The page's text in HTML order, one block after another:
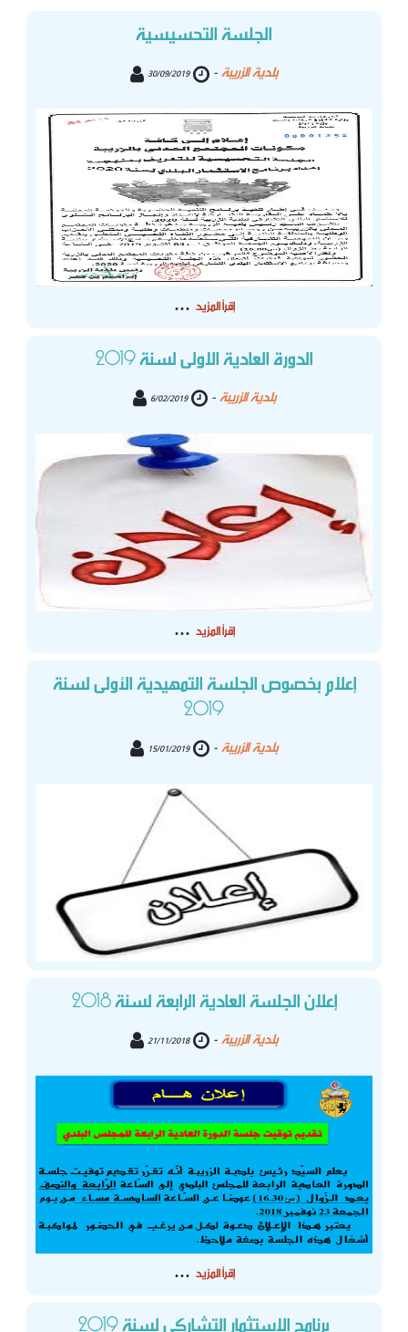
الجلسة التحسيسية
بلدية الزريبة-
30/09/2019
... إقرأ المزيد
الدورة العادية الاولى لسنة 2019
بلدية الزريبة-
6/02/2019
... إقرأ المزيد
إعلام بخصوص الجلسة التمهيدية الأولى لسنة
2019
بلدية الزريبة-
15/01/2019
إعلان الجلسة العادية الرابعة لسنة 2018
بلدية الزريبة-
21/11/2018
... إقرأ المزيد
برنامج الاستثمار التشاركي لسنة 2019